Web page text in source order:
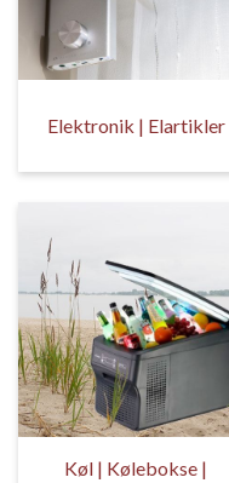
Elektronik | Elartikler
Køl | Kølebokse |